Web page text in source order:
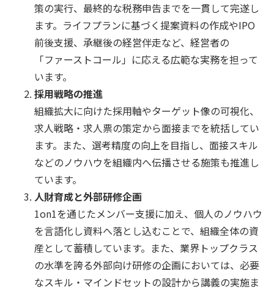
策の実行、最終的な税務申告までを一貫して完遂し
ます。ライフプランに基づく提案資料の作成やIPO
前後支援、承継後の経営伴走など、経営者の
「ファーストコール」に応える広範な実務を担って
います。
採用戦略の推進
組織拡大に向けた採用軸やターゲット像の可視化、
求人戦略・求人票の策定から面接までを統括してい
ます。また、選考精度の向上を目指し、面接スキル
などのノウハウを組織内へ伝播させる施策も推進し
ています。
人財育成と外部研修企画
1on1を通じたメンバー支援に加え、個人のノウハウ
を言語化し資料へ落とし込むことで、組織全体の資
産として蓄積しています。また、業界トップクラス
の水準を誇る外部向け研修の企画においては、必要
なスキル・マインドセットの設計から講義の実施ま